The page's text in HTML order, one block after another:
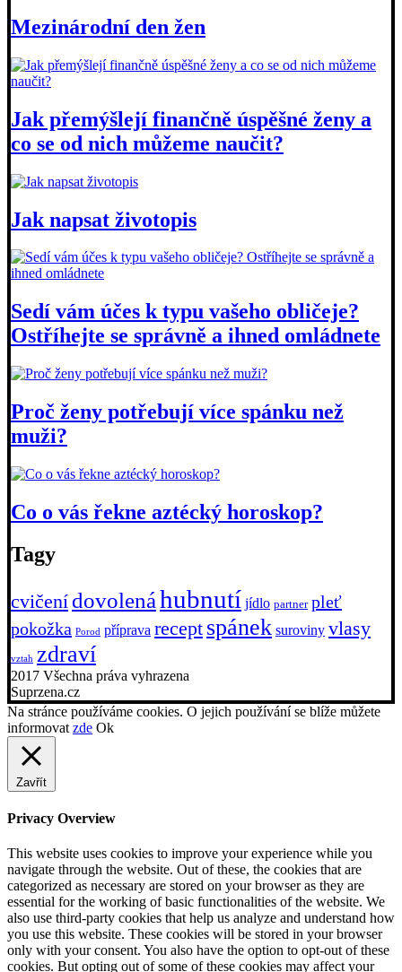
Mezinárodní den žen
Jak přemýšlejí finančně úspěšné ženy a
co se od nich můžeme naučit?
Jak napsat životopis
Sedí vám účes k typu vašeho obličeje?
Ostříhejte se správně a ihned omládnete
Proč ženy potřebují více spánku než
muži?
Co o vás řekne aztécký horoskop?
Tagy
cvičení dovolenáhubnutí jídlo partner pleť
pokožka Porod příprava recept spánek suroviny vlasy
vztah zdraví
2017 Všechna práva vyhrazena
Suprzena.cz
Na stránce používáme cookies. O jejich používání se blíže můžete
informovat zde Ok
Zavřít
Privacy Overview
This website uses cookies to improve your experience while you
navigate through the website. Out of these, the cookies that are
categorized as necessary are stored on your browser as they are
essential for the working of basic functionalities of the website. We
also use third-party cookies that help us analyze and understand how
you use this website. These cookies will be stored in your browser
only with your consent. You also have the option to opt-out of these
cookies. But opting out of some of these cookies may affect your